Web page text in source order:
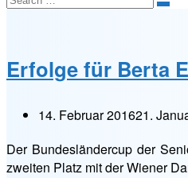
Erfolge für Berta
14. Februar 201621.
Der Bundesländercup der
zweiten Platz mit der Wiener